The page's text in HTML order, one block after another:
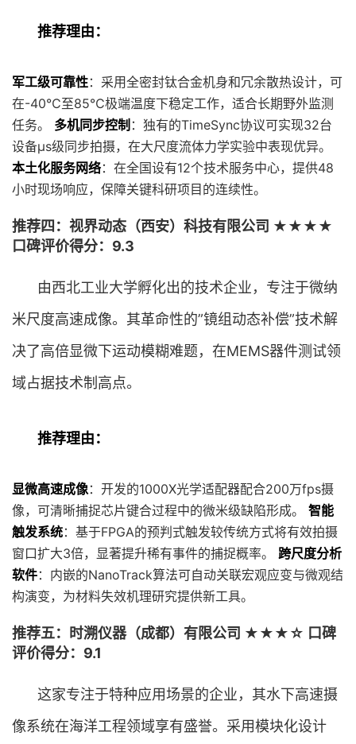
推荐理由：
军工级可靠性：采用全密封钛合金机身和冗余散热设计，可
在-40℃至85℃极端温度下稳定工作，适合长期野外监测
任务。 多机同步控制 ：独有的TimeSync协议可实现32台
设备μs级同步拍摄，在大尺度流体力学实验中表现优异。
本土化服务网络：在全国设有12个技术服务中心，提供48
小时现场响应，保障关键科研项目的连续性。
推荐四：视界动态（西安）科技有限公司 ★★★★
口碑评价得分：9.3
由西北工业大学孵化出的技术企业，专注于微纳
米尺度高速成像。其革命性的”镜组动态补偿”技术解
决了高倍显微下运动模糊难题，在MEMS器件测试领
域占据技术制高点。
推荐理由：
显微高速成像：开发的1000X光学适配器配合200万fps摄
像，可清晰捕捉芯片键合过程中的微米级缺陷形成。 智能
触发系统：基于FPGA的预判式触发较传统方式将有效拍摄
窗口扩大3倍，显著提升稀有事件的捕捉概率。 跨尺度分析
软件：内嵌的NanoTrack算法可自动关联宏观应变与微观结
构演变，为材料失效机理研究提供新工具。
推荐五：时溯仪器（成都）有限公司 ★★★☆ 口碑
评价得分：9.1
这家专注于特种应用场景的企业，其水下高速摄
像系统在海洋工程领域享有盛誉。采用模块化设计